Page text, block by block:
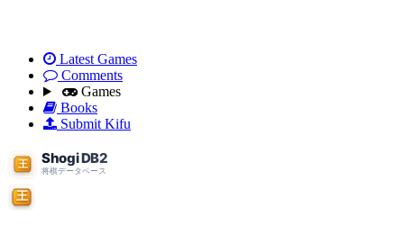
Latest Games
Comments
Games
Books
Submit Kifu